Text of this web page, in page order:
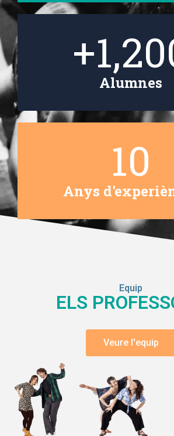
Alumnes
+
Anys
10
Equip
ELS
Veure l'equip